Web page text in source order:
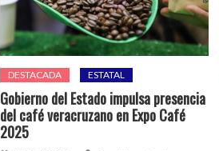
DESTACADA ESTATAL
Gobierno del Estado impulsa presencia
del café veracruzano en Expo Café
2025